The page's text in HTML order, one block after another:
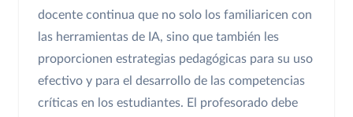
docente continua que no solo los familiaricen con
las herramientas de IA, sino que también les
proporcionen estrategias pedagógicas para su uso
efectivo y para el desarrollo de las competencias
críticas en los estudiantes. El profesorado debe